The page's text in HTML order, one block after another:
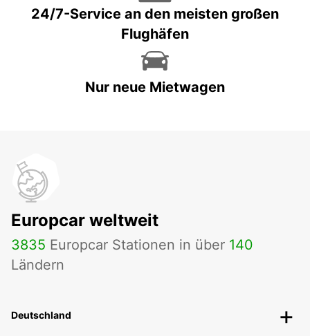
24/7-Service an den meisten großen
Flughäfen
Nur neue Mietwagen
Europcar weltweit
3835 Europcar Stationen in über 140
Ländern
Deutschland